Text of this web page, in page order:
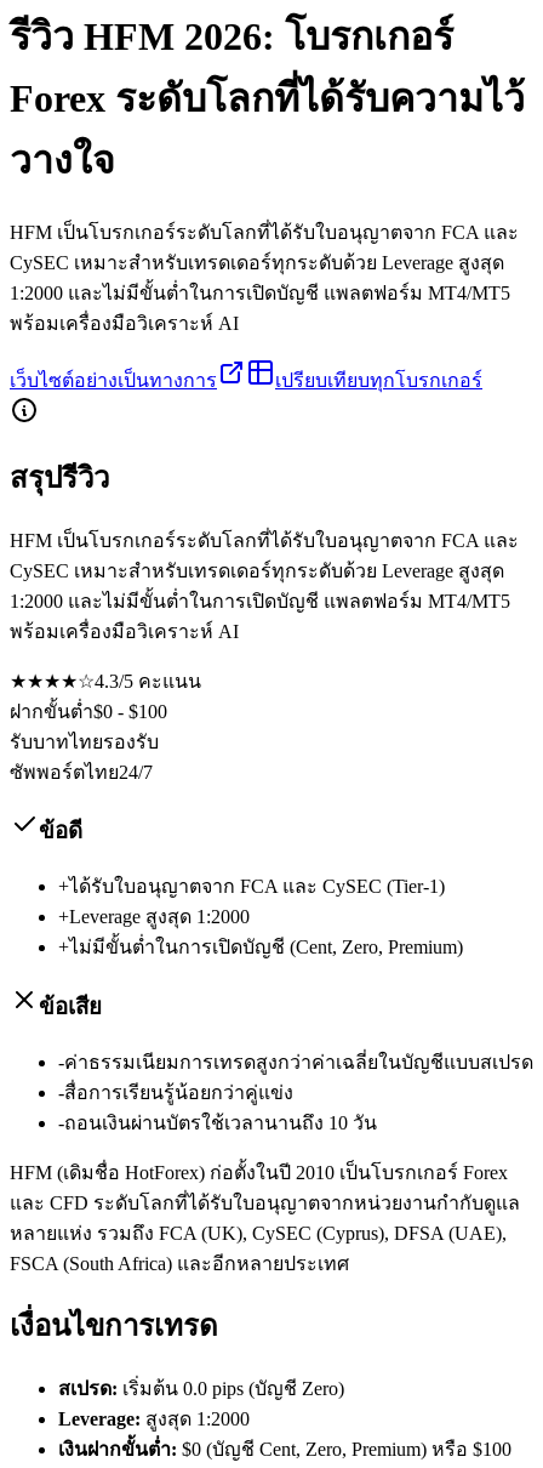
รีวิว HFM 2026: โบรกเกอร์
Forex ระดับโลกที่ได้รับความไว้
วางใจ
HFM เป็นโบรกเกอร์ระดับโลกที่ได้รับใบอนุญาตจาก FCA และ
CySEC เหมาะสำหรับเทรดเดอร์ทุกระดับด้วย Leverage สูงสุด
1:2000 และไม่มีขั้นต่ำในการเปิดบัญชี แพลตฟอร์ม MT4/MT5
พร้อมเครื่องมือวิเคราะห์ AI
เว็บไซต์อย่างเป็นทางการ เปรียบเทียบทุกโบรกเกอร์
สรุปรีวิว
HFM เป็นโบรกเกอร์ระดับโลกที่ได้รับใบอนุญาตจาก FCA และ
CySEC เหมาะสำหรับเทรดเดอร์ทุกระดับด้วย Leverage สูงสุด
1:2000 และไม่มีขั้นต่ำในการเปิดบัญชี แพลตฟอร์ม MT4/MT5
พร้อมเครื่องมือวิเคราะห์ AI
★★★★☆4.3/5 คะแนน
ฝากขั้นต่ำ$0 - $100
รับบาทไทยรองรับ
ซัพพอร์ตไทย24/7
ข้อดี
+ได้รับใบอนุญาตจาก FCA และ CySEC (Tier-1)
+Leverage สูงสุด 1:2000
+ไม่มีขั้นต่ำในการเปิดบัญชี (Cent, Zero, Premium)
ข้อเสีย
-ค่าธรรมเนียมการเทรดสูงกว่าค่าเฉลี่ยในบัญชีแบบสเปรด
-สื่อการเรียนรู้น้อยกว่าคู่แข่ง
-ถอนเงินผ่านบัตรใช้เวลานานถึง 10 วัน
HFM (เดิมชื่อ HotForex) ก่อตั้งในปี 2010 เป็นโบรกเกอร์ Forex
และ CFD ระดับโลกที่ได้รับใบอนุญาตจากหน่วยงานกำกับดูแล
หลายแห่ง รวมถึง FCA (UK), CySEC (Cyprus), DFSA (UAE),
FSCA (South Africa) และอีกหลายประเทศ
เงื่อนไขการเทรด
สเปรด: เริ่มต้น 0.0 pips (บัญชี Zero)
Leverage: สูงสุด 1:2000
เงินฝากขั้นต่ำ: $0 (บัญชี Cent, Zero, Premium) หรือ $100